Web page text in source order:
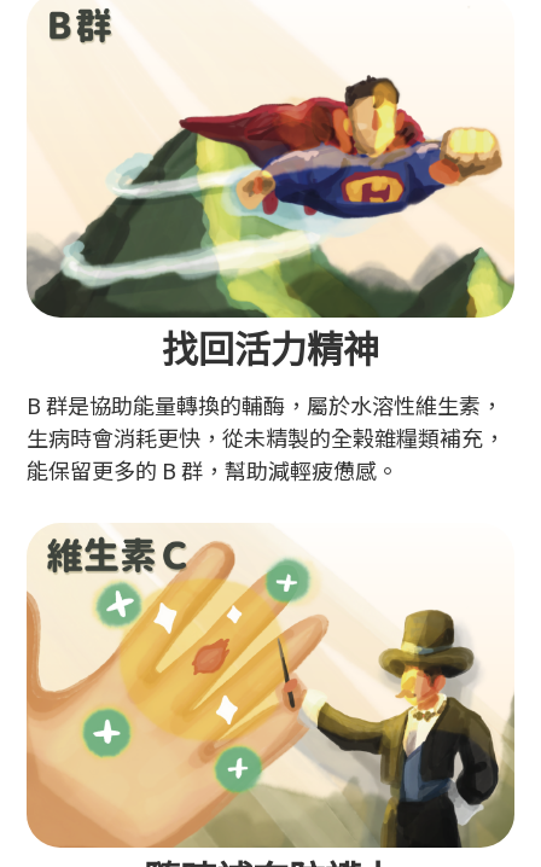
找回活力精神
B 群是協助能量轉換的輔酶，屬於水溶性維生素，
生病時會消耗更快，從未精製的全榖雜糧類補充，
能保留更多的 B 群，幫助減輕疲憊感。